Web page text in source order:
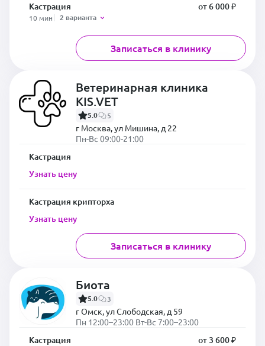
Кастрация
10 мин 2 варианта
от 6 000 ₽
Записаться в клинику
Ветеринарная клиника
KIS.VET
5.0 5
г Москва, ул Мишина, д 22
Пн-Вс 09:00-21:00
Кастрация
Узнать цену
Кастрация крипторха
Узнать цену
Записаться в клинику
Биота
5.0 3
г Омск, ул Слободская, д 59
Пн 12:00–23:00 Вт-Вс 7:00–23:00
Кастрация
от 3 600 ₽